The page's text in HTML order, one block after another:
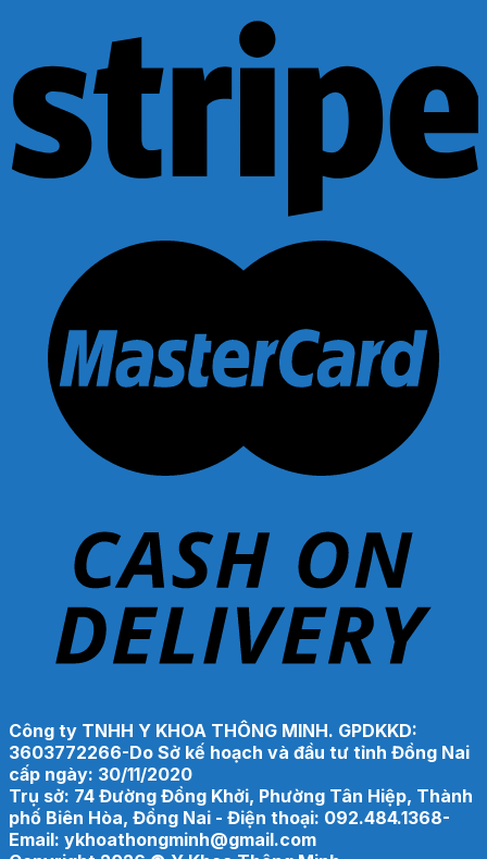
Công ty TNHH Y KHOA THÔNG MINH. GPDKKD:
3603772266-Do Sở kế hoạch và đầu tư tỉnh Đồng Nai
cấp ngày: 30/11/2020
Trụ sở: 74 Đường Đồng Khởi, Phường Tân Hiệp, Thành
phố Biên Hòa, Đồng Nai - Điện thoại: 092.484.1368-
Email: ykhoathongminh@gmail.com